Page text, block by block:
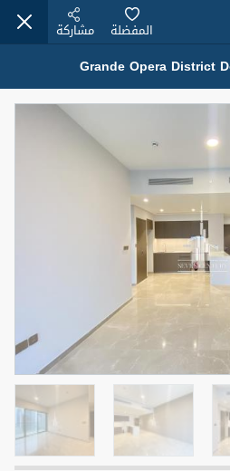
Modern Renovated Unit
حمام
1
/ة
الشيكات
رقم الوسيط
أتصل الأن
Grande Opera District
المفضلة مشاركة